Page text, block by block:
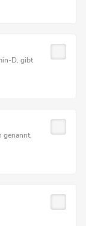
D, gibt
genannt,